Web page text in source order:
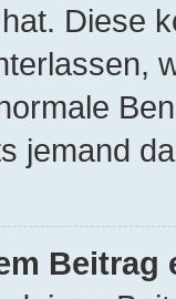
Diese
jemand